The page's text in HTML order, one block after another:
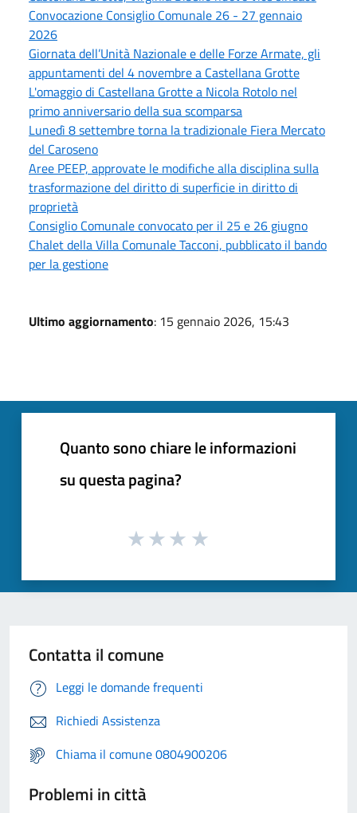
Convocazione Consiglio Comunale 26 - 27 gennaio
2026
Giornata dell’Unità Nazionale e delle Forze Armate, gli
appuntamenti del 4 novembre a Castellana Grotte
L'omaggio di Castellana Grotte a Nicola Rotolo nel
primo anniversario della sua scomparsa
Lunedì 8 settembre torna la tradizionale Fiera Mercato
del Caroseno
Aree PEEP, approvate le modifiche alla disciplina sulla
trasformazione del diritto di superficie in diritto di
proprietà
Consiglio Comunale convocato per il 25 e 26 giugno
Chalet della Villa Comunale Tacconi, pubblicato il bando
per la gestione
Ultimo aggiornamento: 15 gennaio 2026, 15:43
Quanto sono chiare le informazioni
su questa pagina?
Contatta il comune
Leggi le domande frequenti
Richiedi Assistenza
Chiama il comune 0804900206
Problemi in città